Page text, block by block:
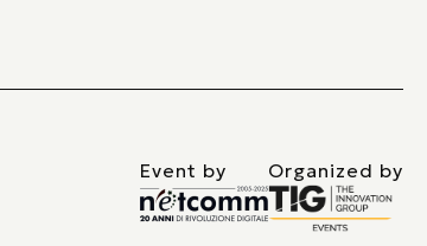
Event by Organized by